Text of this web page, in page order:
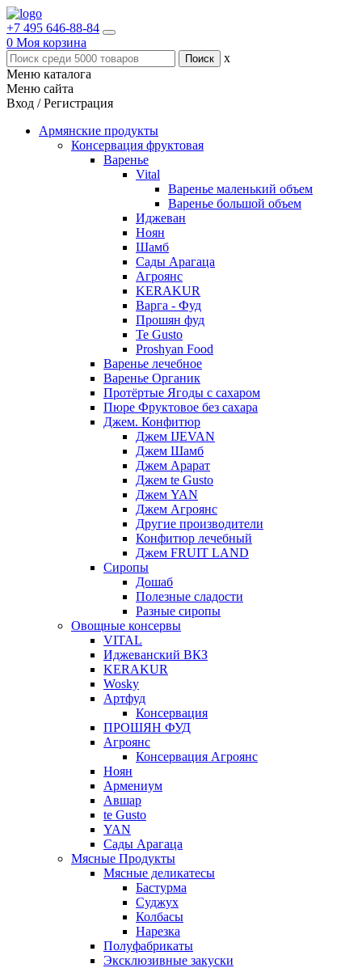
+7 495 646-88-84
0 Моя корзина
x
Меню каталога
Меню сайта
Вход / Регистрация
Армянские продукты
Консервация фруктовая
Варенье
Vital
Варенье маленький объем
Варенье большой объем
Иджеван
Ноян
Шамб
Сады Арагаца
Агроянс
KERAKUR
Варга - Фуд
Прошян фуд
Te Gusto
Proshyan Food
Варенье лечебное
Варенье Органик
Протёртые Ягоды с сахаром
Пюре Фруктовое без сахара
Джем. Конфитюр
Джем IJEVAN
Джем Шамб
Джем Арарат
Джем te Gusto
Джем YAN
Джем Агроянс
Другие производители
Конфитюр лечебный
Джем FRUIT LAND
Сиропы
Дошаб
Полезные сладости
Разные сиропы
Овощные консервы
VITAL
Иджеванский ВКЗ
KERAKUR
Wosky
Артфуд
Консервация
ПРОШЯН ФУД
Агроянс
Консервация Агроянс
Ноян
Армениум
Авшар
te Gusto
YAN
Сады Арагаца
Мясные Продукты
Мясные деликатесы
Бастурма
Суджух
Колбасы
Нарезка
Полуфабрикаты
Эксклюзивные закуски